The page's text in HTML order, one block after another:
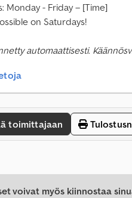
Monday - Friday – [Time]
on Saturdays!
automaattisesti.
toimittajaan
voivat myös kiinnostaa